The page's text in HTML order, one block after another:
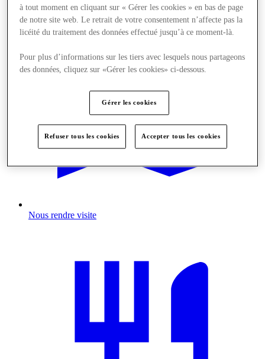
Nous rendre visite
à tout moment en cliquant sur « Gérer les cookies » en bas de page
de notre site web. Le retrait de votre consentement n’affecte pas la
licéité du traitement des données effectué jusqu’à ce moment-là.
Pour plus d’informations sur les tiers avec lesquels nous partageons
des données, cliquez sur «Gérer les cookies» ci-dessous.
Gérer les cookies
Refuser tous les cookies Accepter tous les cookies